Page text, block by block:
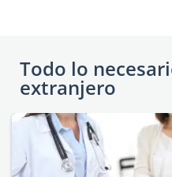
Todo lo
extranjero